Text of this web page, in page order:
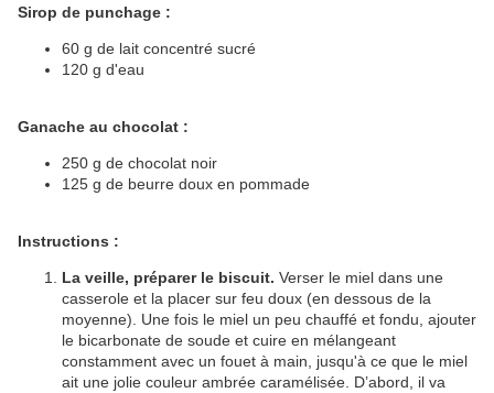
Sirop de punchage :
60 g de lait concentré sucré
120 g d'eau
Ganache au chocolat :
250 g de chocolat noir
125 g de beurre doux en pommade
Instructions :
La veille, préparer le biscuit. Verser le miel dans une
casserole et la placer sur feu doux (en dessous de la
moyenne). Une fois le miel un peu chauffé et fondu, ajouter
le bicarbonate de soude et cuire en mélangeant
constamment avec un fouet à main, jusqu'à ce que le miel
ait une jolie couleur ambrée caramélisée. D’abord, il va